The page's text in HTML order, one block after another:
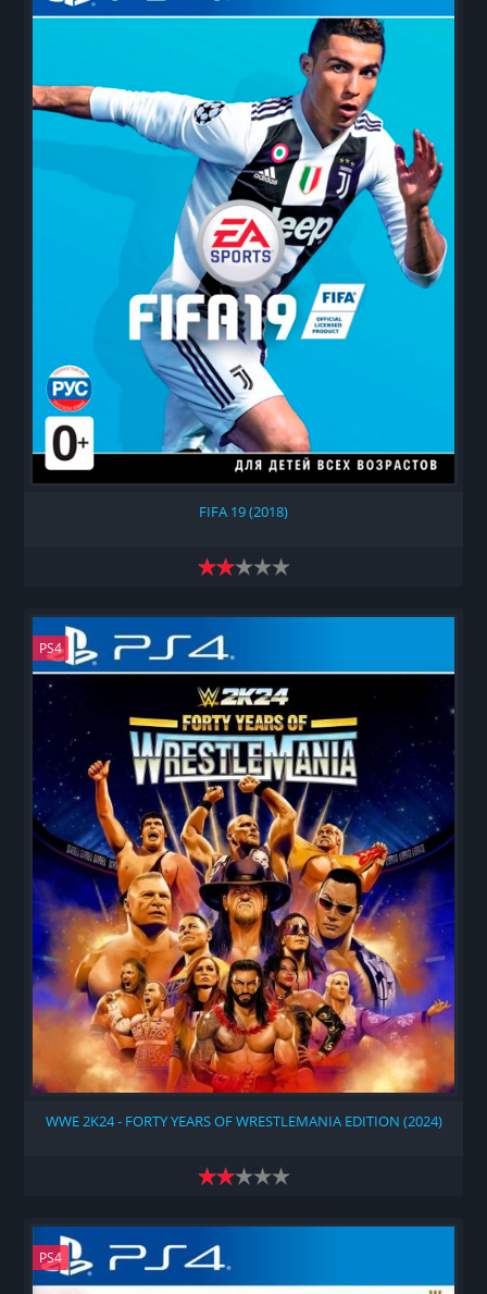
FIFA 19 (2018)
PS4
WWE 2K24 - FORTY YEARS OF WRESTLEMANIA EDITION (2024)
PS4